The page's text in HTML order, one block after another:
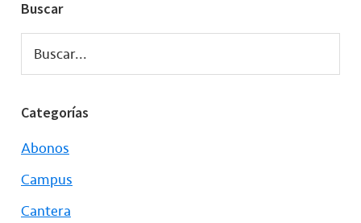
Buscar
Buscar...
Categorías
Abonos
Campus
Cantera